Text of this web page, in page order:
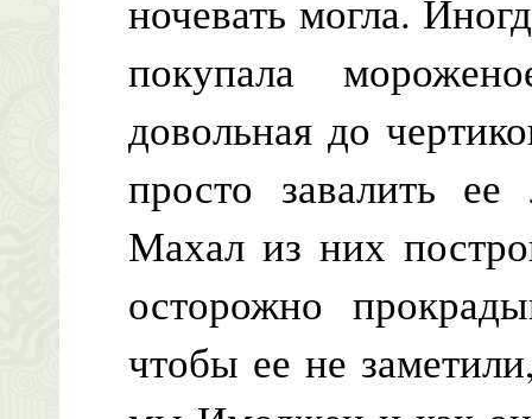
ночевать могла.
покупала
довольная до
просто завалить
Махал из них
осторожно
чтобы ее не